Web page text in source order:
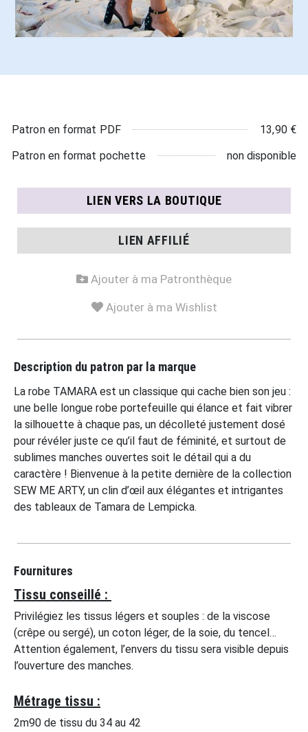
Patron en format PDF 13,90 €
Patron en format pochette non disponible
LIEN VERS LA BOUTIQUE
LIEN AFFILIÉ
Ajouter à ma Patronthèque
Ajouter à ma Wishlist
Description du patron par la marque
La robe TAMARA est un classique qui cache bien son jeu :
une belle longue robe portefeuille qui élance et fait vibrer
la silhouette à chaque pas, un décolleté justement dosé
pour révéler juste ce qu’il faut de féminité, et surtout de
sublimes manches ouvertes soit le détail qui a du
caractère ! Bienvenue à la petite dernière de la collection
SEW ME ARTY, un clin d’œil aux élégantes et intrigantes
des tableaux de Tamara de Lempicka.
Fournitures
Tissu conseillé :
Privilégiez les tissus légers et souples : de la viscose
(crêpe ou sergé), un coton léger, de la soie, du tencel…
Attention également, l’envers du tissu sera visible depuis
l’ouverture des manches.
Métrage tissu :
2m90 de tissu du 34 au 42